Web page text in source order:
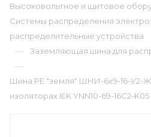
Высоковольтное и щитовое
Системы распределения
распределительные устройства
— Заземляющая шина для
—
Шина PE "земля" ШНИ-6х9-16-У2-Ж
изоляторах IEK YNN10-69-16C2-K05